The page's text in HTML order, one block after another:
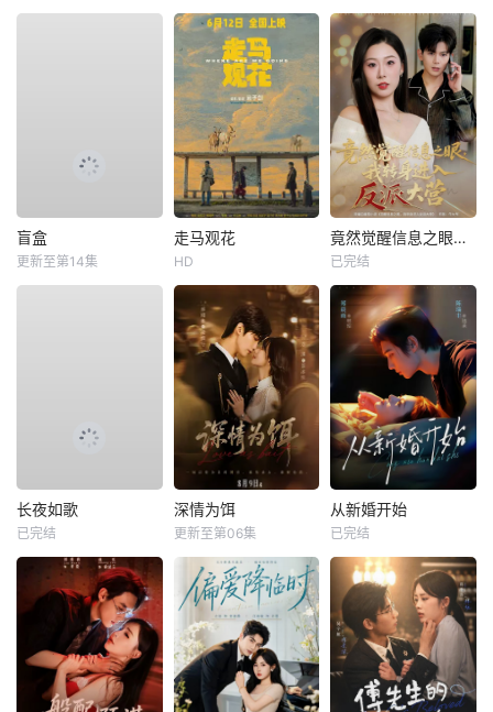
盲盒
更新至第14集
走马观花
HD
竟然觉醒信息之眼，我转身进入反派大营
已完结
长夜如歌
已完结
深情为饵
更新至第06集
从新婚开始
已完结